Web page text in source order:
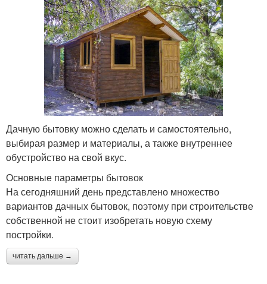
Дачную бытовку можно сделать и самостоятельно,
выбирая размер и материалы, а также внутреннее
обустройство на свой вкус.
Основные параметры бытовок
На сегодняшний день представлено множество
вариантов дачных бытовок, поэтому при строительстве
собственной не стоит изобретать новую схему
постройки.
читать дальше →